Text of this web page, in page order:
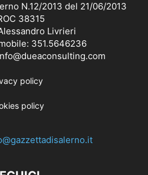
N.12/2013 del 21/06/2013
38315
Livrieri
351.5646236
policy
policy